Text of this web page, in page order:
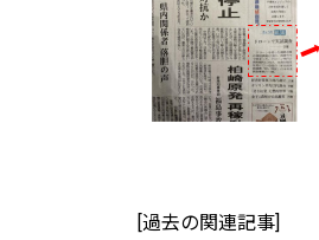
[過去の関連記事]